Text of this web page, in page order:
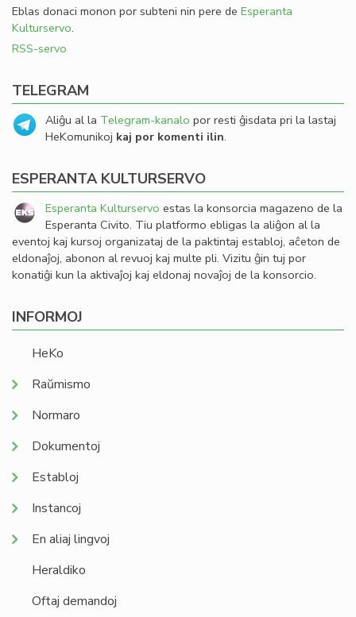
Eblas donaci monon por subteni nin pere de Esperanta
Kulturservo.
RSS-servo
TELEGRAM
Aliĝu al la Telegram-kanalo por resti ĝisdata pri la lastaj
HeKomunikoj kaj por komenti ilin.
ESPERANTA KULTURSERVO
Esperanta Kulturservo estas la konsorcia magazeno de la
Esperanta Civito. Tiu platformo ebligas la aliĝon al la
eventoj kaj kursoj organizataj de la paktintaj establoj, aĉeton de
eldonaĵoj, abonon al revuoj kaj multe pli. Vizitu ĝin tuj por
konatiĝi kun la aktivaĵoj kaj eldonaj novaĵoj de la konsorcio.
INFORMOJ
HeKo
Raŭmismo
Normaro
Dokumentoj
Establoj
Instancoj
En aliaj lingvoj
Heraldiko
Oftaj demandoj